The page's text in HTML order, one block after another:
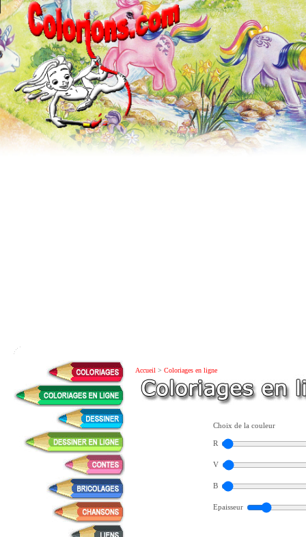
Accueil > Coloriages en ligne
Choix de la couleur
R
V
B
Epaisseur